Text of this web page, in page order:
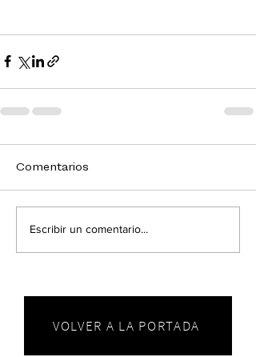
Comentarios
Escribir un comentario...
VOLVER A LA PORTADA